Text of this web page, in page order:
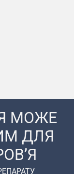
МОЖЕ
ДЛЯ